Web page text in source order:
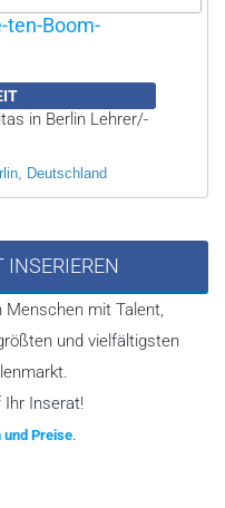
ten-Boom-
in Berlin Lehrer/-
Deutschland
INSERIEREN
Menschen mit Talent,
und vielfältigsten
Ihr Inserat!
und Preise.